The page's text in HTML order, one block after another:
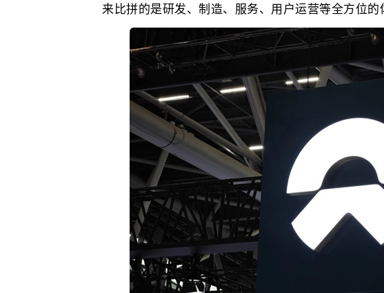
来比拼的是研发、制造、服务、用户运营等全方位的